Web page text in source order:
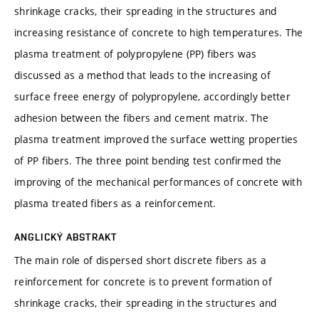
shrinkage cracks, their spreading in the structures and
increasing resistance of concrete to high temperatures. The
plasma treatment of polypropylene (PP) fibers was
discussed as a method that leads to the increasing of
surface freee energy of polypropylene, accordingly better
adhesion between the fibers and cement matrix. The
plasma treatment improved the surface wetting properties
of PP fibers. The three point bending test confirmed the
improving of the mechanical performances of concrete with
plasma treated fibers as a reinforcement.
ANGLICKÝ ABSTRAKT
The main role of dispersed short discrete fibers as a
reinforcement for concrete is to prevent formation of
shrinkage cracks, their spreading in the structures and